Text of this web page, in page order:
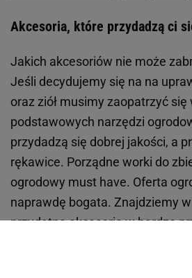
Akcesoria, które przydadzą ci
Jakich akcesoriów nie może
Jeśli decydujemy się na na
oraz ziół musimy zaopatrzyć się
podstawowych narzędzi
przydadzą się dobrej jakości, a
rękawice. Porządne worki do
ogrodowy must have. Oferta
naprawdę bogata. Znajdziemy
przydatne akcesoria w bardzo